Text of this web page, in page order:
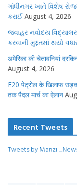
ગાંધીનગર ખાતે વિશેષ
કરાઈ August 4, 2026
જવાહર નવોદય
કરવાની મુદ્દતમાં થયો
अमेरिका की चेतावनियां
August 4, 2026
E20 पेट्रोल के खिलाफ
तक पैदल मार्च का ऐलान
Recent Tweets
Tweets by